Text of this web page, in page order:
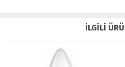
İLGİLİ